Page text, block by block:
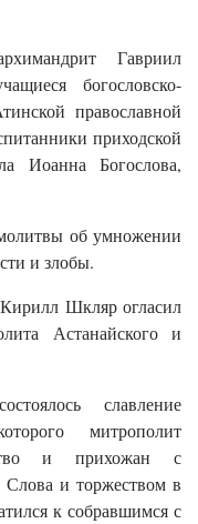
Гавриил
богословско-
православной
приходской
Иоанна Богослова,
об умножении
и злобы.
Шкляр огласил
Астанайского и
славление
митрополит
и прихожан с
и торжеством в
к собравшимся с